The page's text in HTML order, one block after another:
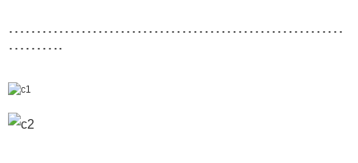
……………………………………………………
……….